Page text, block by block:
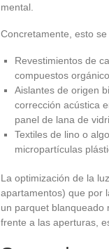
mental.
Concretamente, esto
Revestimientos de
compuestos
Aislantes de origen
corrección acústica
panel de lana de
Textiles de lino o
micropartículas
La optimización de la
apartamentos) que por
un parquet blanqueado
frente a las aperturas,